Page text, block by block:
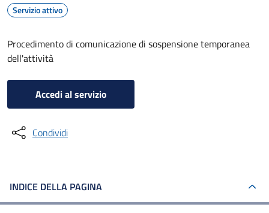
Servizio attivo
Procedimento di comunicazione di sospensione temporanea
dell'attività
Accedi al servizio
Condividi
INDICE DELLA PAGINA